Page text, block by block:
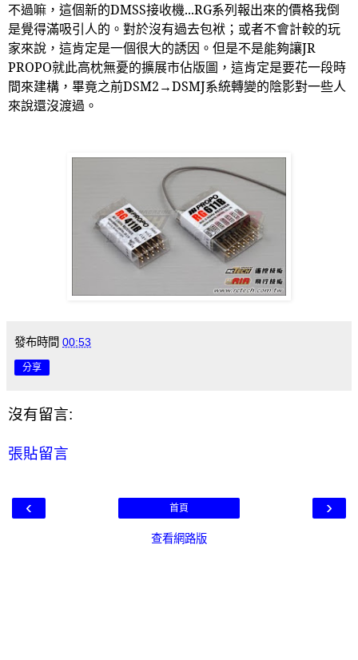
不過嘛，這個新的DMSS接收機...RG系列報出來的價格我倒
是覺得滿吸引人的。對於沒有過去包袱；或者不會計較的玩
家來說，這肯定是一個很大的誘因。但是不是能夠讓JR
PROPO就此高枕無憂的擴展市佔版圖，這肯定是要花一段時
間來建構，畢竟之前DSM2→DSMJ系統轉變的陰影對一些人
來說還沒渡過。
發布時間 00:53
分享
沒有留言:
張貼留言
‹ ›
首頁
查看網路版